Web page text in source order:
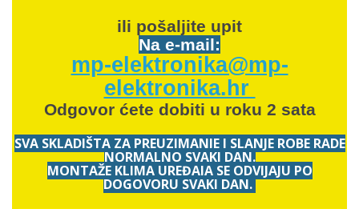
ili pošaljite upit
Na e-mail:
mp-elektronika@mp-
elektronika.hr
Odgovor ćete dobiti u roku 2 sata
SVA SKLADIŠTA ZA PREUZIMANJE I SLANJE ROBE RADE
NORMALNO SVAKI DAN.
MONTAŽE KLIMA UREĐAJA SE ODVIJAJU PO
DOGOVORU SVAKI DAN.